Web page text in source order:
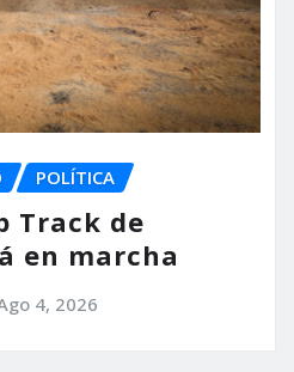
POLÍTICA
Track de
en marcha
4, 2026